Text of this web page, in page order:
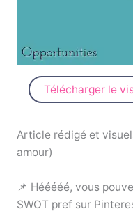
Télécharger le
Article rédigé et
amour)
📌 Hééééé, vous
SWOT pref sur